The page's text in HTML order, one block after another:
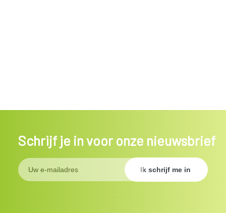
Schrijf je in voor onze nieuwsbrief